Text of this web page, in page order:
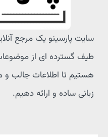
سایت پارسینو یک مرجع
طیف گسترده ای از
هستیم تا اطلاعات جالب و
زبانی ساده و ارائه دهیم.